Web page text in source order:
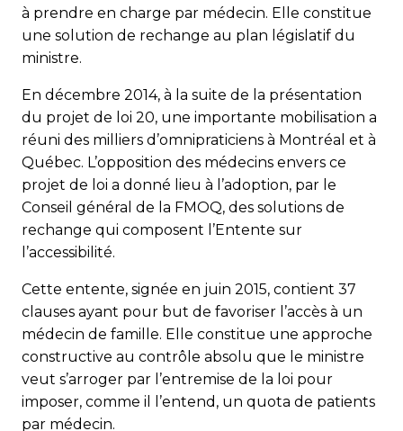
à prendre en charge par médecin. Elle consti­tue
une solution de rechange au plan législatif du
ministre.
En décembre 2014, à la suite de la présentation
du projet de loi 20, une importante mobilisation a
réuni des milliers d’omnipraticiens à Montréal et à
Québec. L’opposition des médecins envers ce
projet de loi a donné lieu à l’adoption, par le
Conseil général de la FMOQ, des solutions de
rechange qui composent l’Entente sur
l’accessibilité.
Cette entente, signée en juin 2015, contient 37
clauses ayant pour but de favoriser l’accès à un
médecin de famille. Elle constitue une approche
constructive au contrôle absolu que le ministre
veut s’arroger par l’entremise de la loi pour
imposer, comme il l’entend, un quota de patients
par médecin.